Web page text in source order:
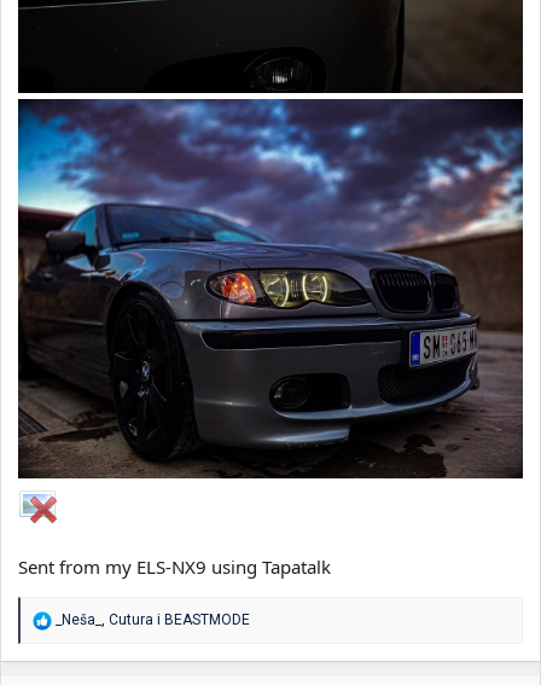
Sent from my ELS-NX9 using Tapatalk
R_Neša_ Cutura i BEASTMODE